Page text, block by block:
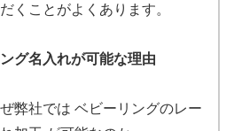
くことがよくあります。
グ名入れが可能な理由
弊社では ベビーリングのレー